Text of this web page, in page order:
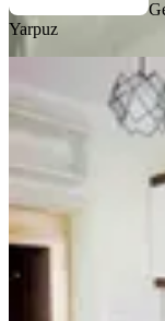
Yarpuz
2+1